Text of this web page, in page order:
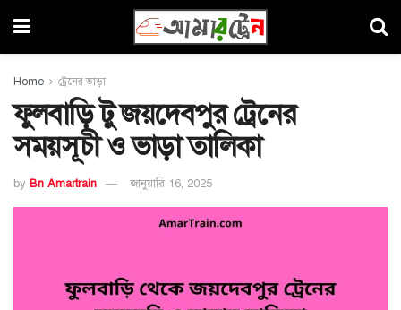
Home ট্রেনের ভাড়া
ফুলবাড়ি টু জয়দেবপুর ট্রেনের
সময়সূচী ও ভাড়া তালিকা
by Bn Amartrain জানুয়ারি 16, 2025